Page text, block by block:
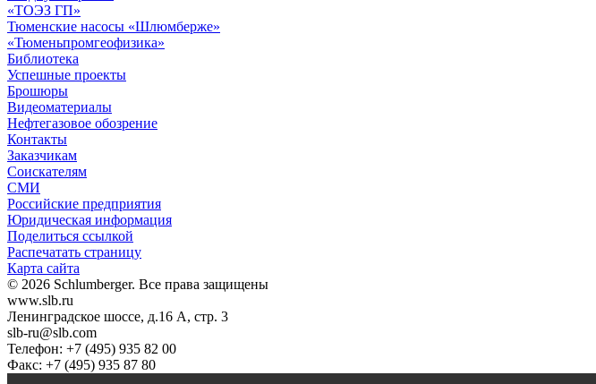
«ТОЭЗ ГП»
Тюменские насосы «Шлюмберже»
«Тюменьпромгеофизика»
Библиотека
Успешные проекты
Брошюры
Видеоматериалы
Нефтегазовое обозрение
Контакты
Заказчикам
Соискателям
СМИ
Российские предприятия
Юридическая информация
Поделиться ссылкой
Распечатать страницу
Карта сайта
© 2026 Schlumberger. Все права защищены
www.slb.ru
Ленинградское шоссе, д.16 А, стр. 3
slb-ru@slb.com
Телефон: +7 (495) 935 82 00
Факс: +7 (495) 935 87 80